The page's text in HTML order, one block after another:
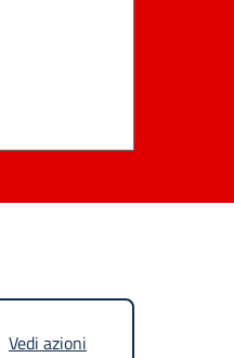
Vedi azioni